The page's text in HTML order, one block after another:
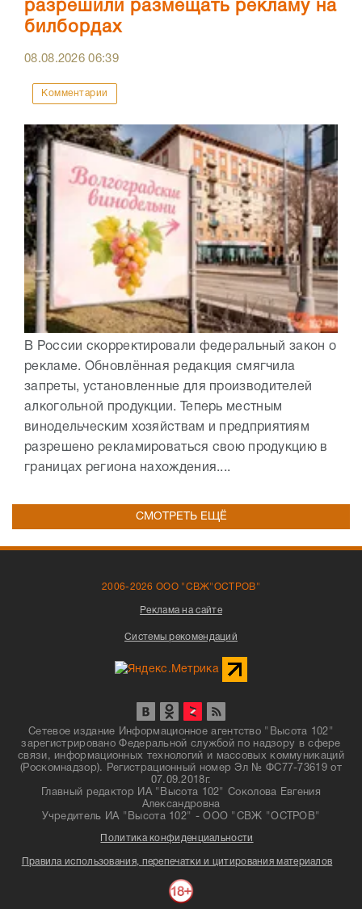
разрешили размещать рекламу на
билбордах
08.08.202606:39
Комментарии
В России скорректировали федеральный закон о
рекламе. Обновлённая редакция смягчила
запреты, установленные для производителей
алкогольной продукции. Теперь местным
винодельческим хозяйствам и предприятиям
разрешено рекламироваться свою продукцию в
границах региона нахождения....
СМОТРЕТЬ ЕЩЁ
2006-2026 ООО "СВЖ"ОСТРОВ"
Реклама на сайте
Системы рекомендаций
Сетевое издание Информационное агентство "Высота 102"
зарегистрировано Федеральной службой по надзору в сфере
связи, информационных технологий и массовых коммуникаций
(Роскомнадзор). Регистрационный номер Эл № ФС77-73619 от
07.09.2018г.
Главный редактор ИА "Высота 102" Соколова Евгения
Александровна
Учредитель ИА "Высота 102" - ООО "СВЖ "ОСТРОВ"
Политика конфиденциальности
Правила использования, перепечатки и цитирования материалов